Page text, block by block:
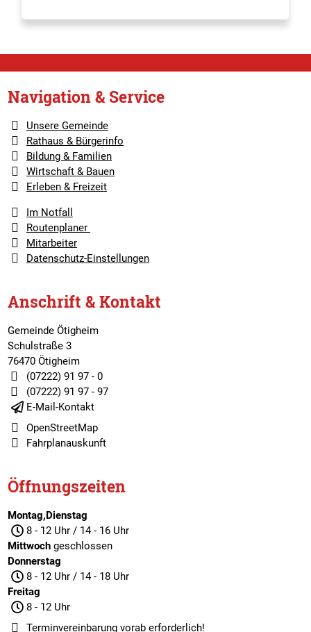
Navigation & Service
Unsere Gemeinde
Rathaus & Bürgerinfo
Bildung & Familien
Wirtschaft & Bauen
Erleben & Freizeit
Im Notfall
Routenplaner
Mitarbeiter
Datenschutz-Einstellungen
Anschrift & Kontakt
Gemeinde Ötigheim
Schulstraße 3
76470 Ötigheim
(07222) 91 97 - 0
(07222) 91 97 - 97
E-Mail-Kontakt
OpenStreetMap
Fahrplanauskunft
Öffnungszeiten
Montag,Dienstag
8 - 12 Uhr / 14 - 16 Uhr
Mittwochgeschlossen
Donnerstag
8 - 12 Uhr / 14 - 18 Uhr
Freitag
8 - 12 Uhr
Terminvereinbarungvorab erforderlich!